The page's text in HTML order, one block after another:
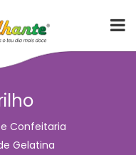
Confeitaria
Gelatina